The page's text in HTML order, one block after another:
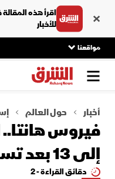
اقرأ هذه
للأخبار
مواقعنا
أخبار حول العالم
فيروس هانتا..
إلى 13 بعد تسجيل حالة جديدة
دقائق القراءة - 2